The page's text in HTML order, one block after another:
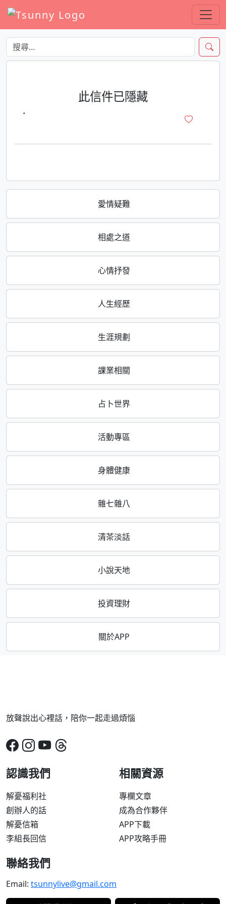
愛情疑難
相處之道
心情抒發
人生經歷
生涯規劃
課業相關
占卜世界
活動專區
身體健康
雜七雜八
清茶淡話
小說天地
投資理財
關於APP
此信件已隱藏
·
放聲說出心裡話，陪你一起走過煩惱
認識我們
解憂福利社
創辦人的話
解憂信箱
李組長回信
相關資源
專欄文章
成為合作夥伴
APP下載
APP攻略手冊
聯絡我們
Email: tsunnylive@gmail.com